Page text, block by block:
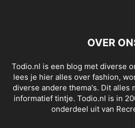
OVER
Todio.nl is een blog met diverse
lees je hier alles over fashion,
diverse andere thema's. Dit alles
informatief tintje. Todio.nl is in
onderdeel uit van